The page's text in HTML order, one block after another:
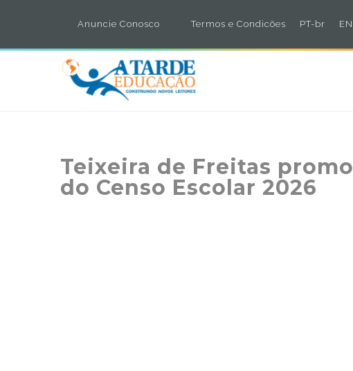
Anuncie Conosco Termos e Condicões PT-br EN
Teixeira de Freitas
do Censo Escolar 2026